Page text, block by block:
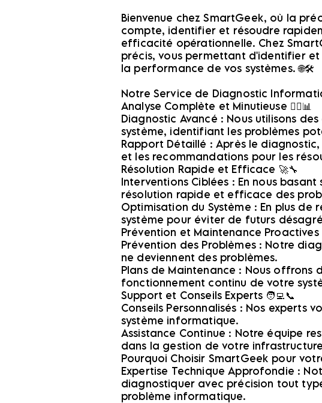
Bienvenue chez SmartGeek, où la
compte, identifier et résoudre
efficacité opérationnelle. Chez
précis, vous permettant d'identifier
la performance de vos systèmes. 🌐🛠️
Notre Service de Diagnostic
Analyse Complète et Minutieuse 🕵️‍♂️📊
Diagnostic Avancé : Nous utilisons
système, identifiant les problèmes
Rapport Détaillé : Après le
et les recommandations pour les
Résolution Rapide et Efficace 🚀🔧
Interventions Ciblées : En nous
résolution rapide et efficace des
Optimisation du Système : En plus
système pour éviter de futurs
Prévention et Maintenance Proactives
Prévention des Problèmes : Notre
ne deviennent des problèmes.
Plans de Maintenance : Nous offrons
fonctionnement continu de votre
Support et Conseils Experts 🧑‍💻📞
Conseils Personnalisés : Nos experts
système informatique.
Assistance Continue : Notre équipe
dans la gestion de votre
Pourquoi Choisir SmartGeek pour
Expertise Technique Approfondie :
diagnostiquer avec précision tout
problème informatique.